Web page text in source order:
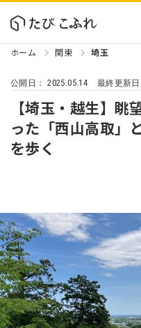
ホーム 関東 埼玉
公開日：2025.05.14 最終更新日
【埼玉・越生】眺
った「西山高取」
を歩く